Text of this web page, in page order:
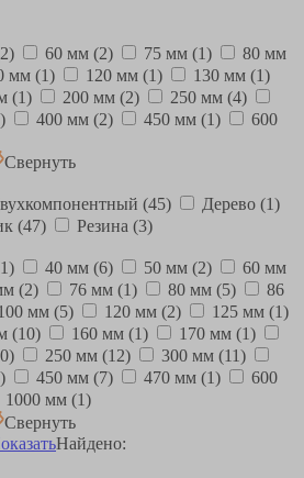
60 мм (2) 75 мм (1)
80 мм
мм (1) 120 мм (1) 130 мм (1)
(1) 200 мм (2) 250 мм (4)
400 мм (2) 450 мм (1)
600
Свернуть
(45) Дерево (1)
(47) Резина (3)
40 мм (6) 50 мм (2)
60 мм
(2) 76 мм (1) 80 мм (5)
86
мм (5) 120 мм (2) 125 мм (1)
(10) 160 мм (1) 170 мм (1)
250 мм (12) 300 мм (11)
450 мм (7) 470 мм (1)
600
1000 мм (1)
Свернуть
Найдено: